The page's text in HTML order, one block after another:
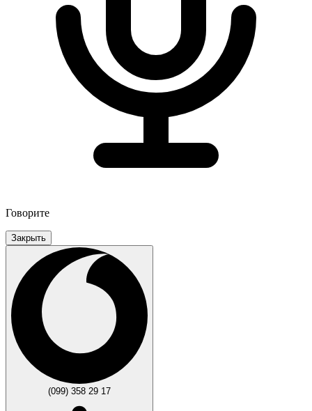
Говорите
Закрыть
(099) 358 29 17